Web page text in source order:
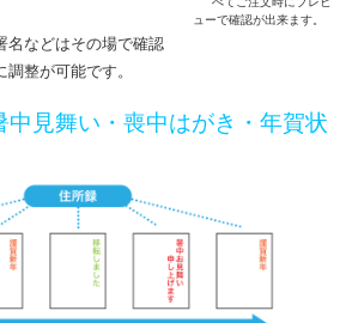
名などはその場で確認
整が可能です。
中見舞い・喪中はがき・年賀状